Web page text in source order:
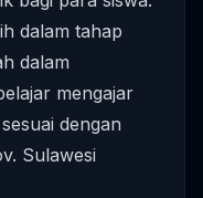
dalam tahap
dalam
mengajar
dengan
Sulawesi